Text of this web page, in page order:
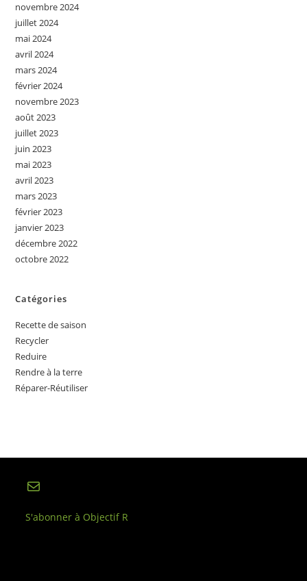
novembre 2024
juillet 2024
mai 2024
avril 2024
mars 2024
février 2024
novembre 2023
août 2023
juillet 2023
juin 2023
mai 2023
avril 2023
mars 2023
février 2023
janvier 2023
décembre 2022
octobre 2022
Catégories
Recette de saison
Recycler
Reduire
Rendre à la terre
Réparer-Réutiliser
E-mail
S'abonner à Objectif R